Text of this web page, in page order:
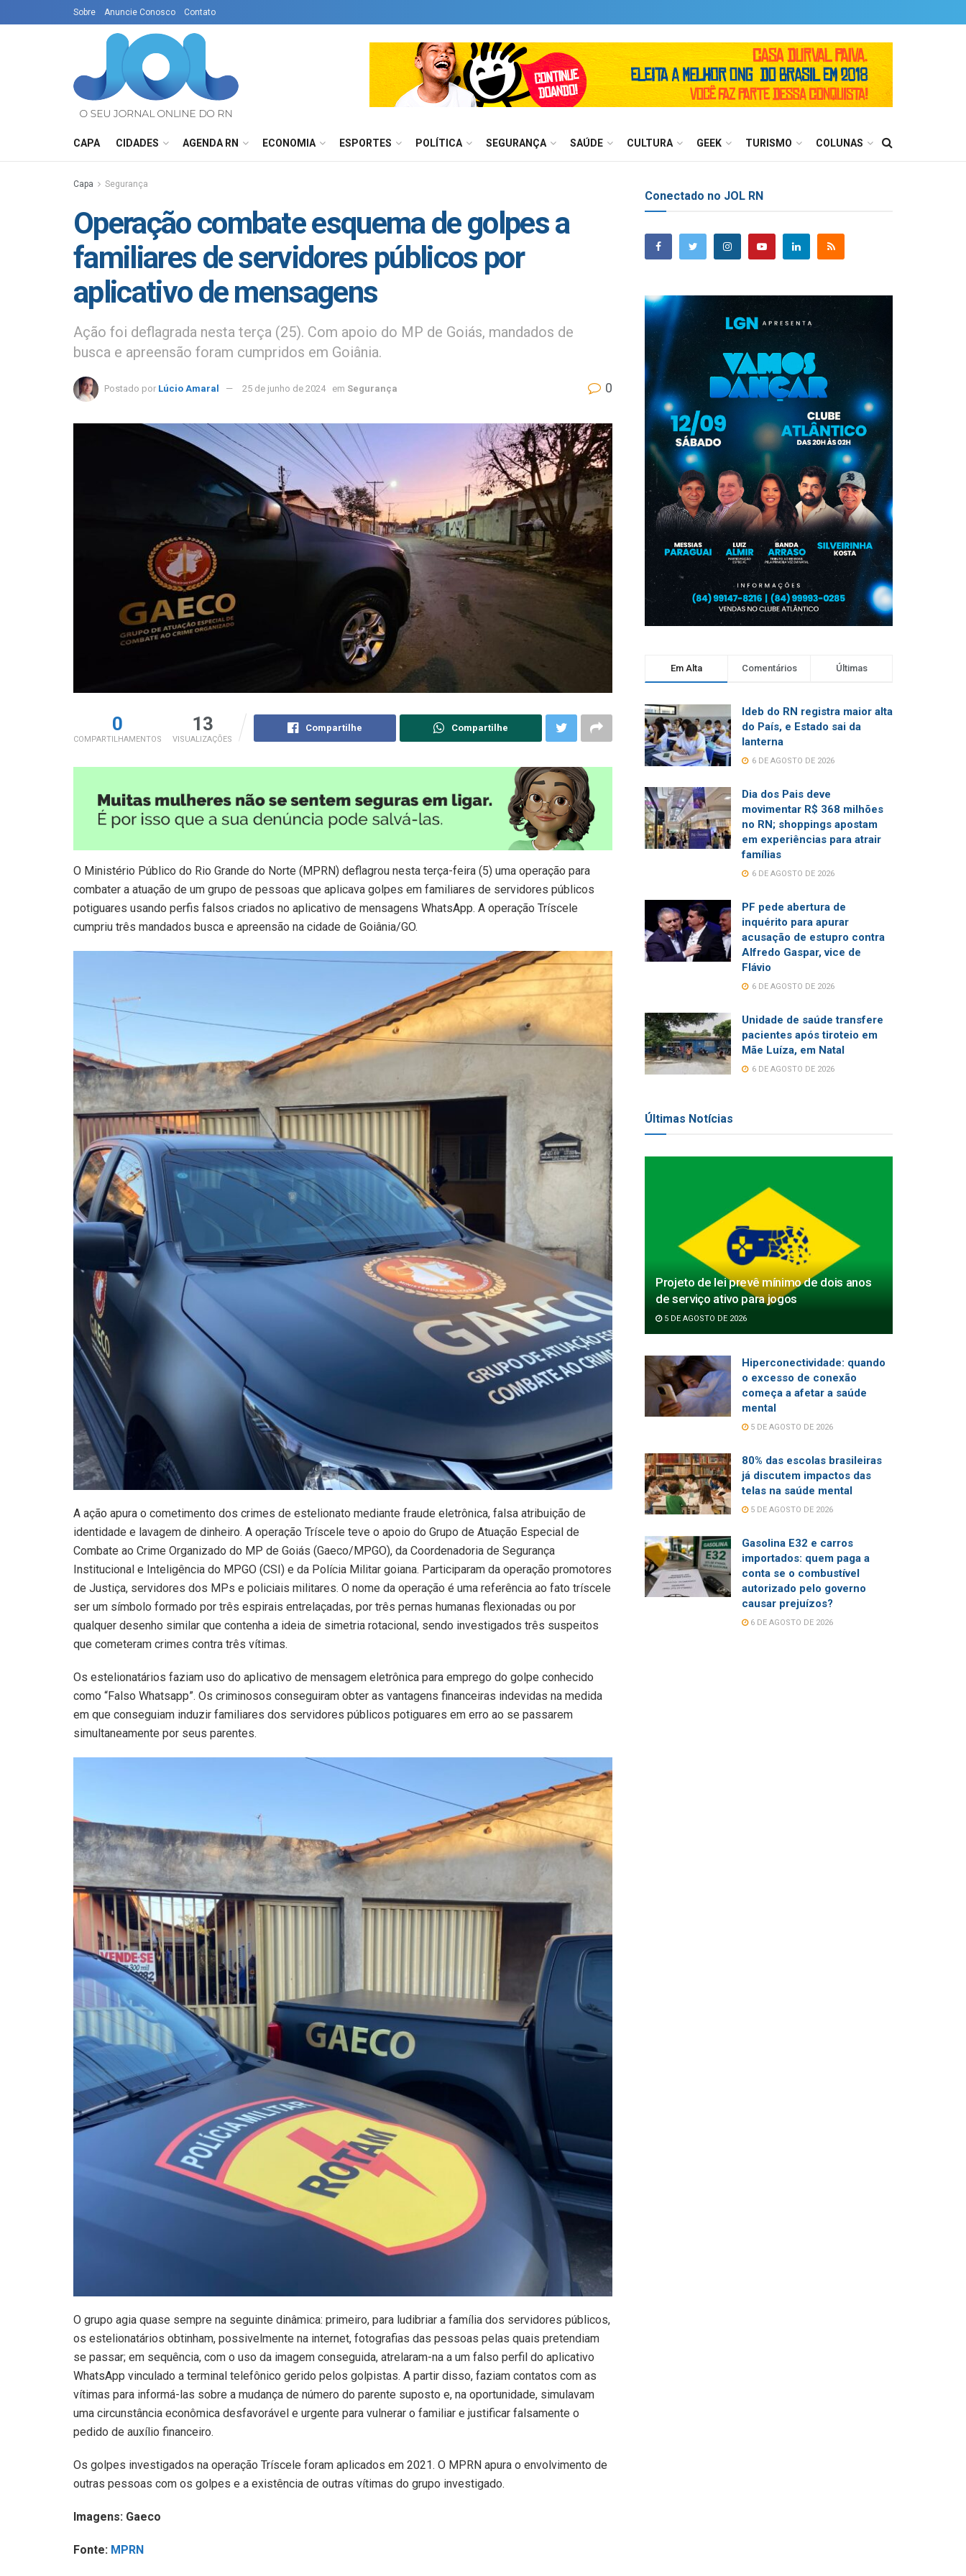
Sobre Anuncie Conosco Contato
CAPA CIDADES AGENDA RN ECONOMIA ESPORTES POLÍTICA SEGURANÇA SAÚDE CULTURA GEEK TURISMO COLUNAS
Capa Segurança
Operação combate esquema de golpes a
familiares de servidores públicos por
aplicativo de mensagens
Ação foi deflagrada nesta terça (25). Com apoio do MP de Goiás, mandados de
busca e apreensão foram cumpridos em Goiânia.
Postado por Lúcio Amaral 25 de junho de 2024 em Segurança 0
0
COMPARTILHAMENTOS
13
VISUALIZAÇÕES
Compartilhe Compartilhe
O Ministério Público do Rio Grande do Norte (MPRN) deflagrou nesta terça-feira (5) uma operação para
combater a atuação de um grupo de pessoas que aplicava golpes em familiares de servidores públicos
potiguares usando perfis falsos criados no aplicativo de mensagens WhatsApp. A operação Tríscele
cumpriu três mandados busca e apreensão na cidade de Goiânia/GO.
A ação apura o cometimento dos crimes de estelionato mediante fraude eletrônica, falsa atribuição de
identidade e lavagem de dinheiro. A operação Tríscele teve o apoio do Grupo de Atuação Especial de
Combate ao Crime Organizado do MP de Goiás (Gaeco/MPGO), da Coordenadoria de Segurança
Institucional e Inteligência do MPGO (CSI) e da Polícia Militar goiana. Participaram da operação promotores
de Justiça, servidores dos MPs e policiais militares. O nome da operação é uma referência ao fato tríscele
ser um símbolo formado por três espirais entrelaçadas, por três pernas humanas flexionadas ou por
qualquer desenho similar que contenha a ideia de simetria rotacional, sendo investigados três suspeitos
que cometeram crimes contra três vítimas.
Os estelionatários faziam uso do aplicativo de mensagem eletrônica para emprego do golpe conhecido
como “Falso Whatsapp”. Os criminosos conseguiram obter as vantagens financeiras indevidas na medida
em que conseguiam induzir familiares dos servidores públicos potiguares em erro ao se passarem
simultaneamente por seus parentes.
O grupo agia quase sempre na seguinte dinâmica: primeiro, para ludibriar a família dos servidores públicos,
os estelionatários obtinham, possivelmente na internet, fotografias das pessoas pelas quais pretendiam
se passar; em sequência, com o uso da imagem conseguida, atrelaram-na a um falso perfil do aplicativo
WhatsApp vinculado a terminal telefônico gerido pelos golpistas. A partir disso, faziam contatos com as
vítimas para informá-las sobre a mudança de número do parente suposto e, na oportunidade, simulavam
uma circunstância econômica desfavorável e urgente para vulnerar o familiar e justificar falsamente o
pedido de auxílio financeiro.
Os golpes investigados na operação Tríscele foram aplicados em 2021. O MPRN apura o envolvimento de
outras pessoas com os golpes e a existência de outras vítimas do grupo investigado.
Imagens: Gaeco
Fonte: MPRN
Conectado no JOL RN
Em Alta Comentários Últimas
Ideb do RN registra maior alta
do País, e Estado sai da
lanterna
6 DE AGOSTO DE 2026
Dia dos Pais deve
movimentar R$ 368 milhões
no RN; shoppings apostam
em experiências para atrair
famílias
6 DE AGOSTO DE 2026
PF pede abertura de
inquérito para apurar
acusação de estupro contra
Alfredo Gaspar, vice de
Flávio
6 DE AGOSTO DE 2026
Unidade de saúde transfere
pacientes após tiroteio em
Mãe Luíza, em Natal
6 DE AGOSTO DE 2026
Últimas Notícias
Projeto de lei prevê mínimo de dois anos
de serviço ativo para jogos
5 DE AGOSTO DE 2026
Hiperconectividade: quando
o excesso de conexão
começa a afetar a saúde
mental
5 DE AGOSTO DE 2026
80% das escolas brasileiras
já discutem impactos das
telas na saúde mental
5 DE AGOSTO DE 2026
Gasolina E32 e carros
importados: quem paga a
conta se o combustível
autorizado pelo governo
causar prejuízos?
6 DE AGOSTO DE 2026